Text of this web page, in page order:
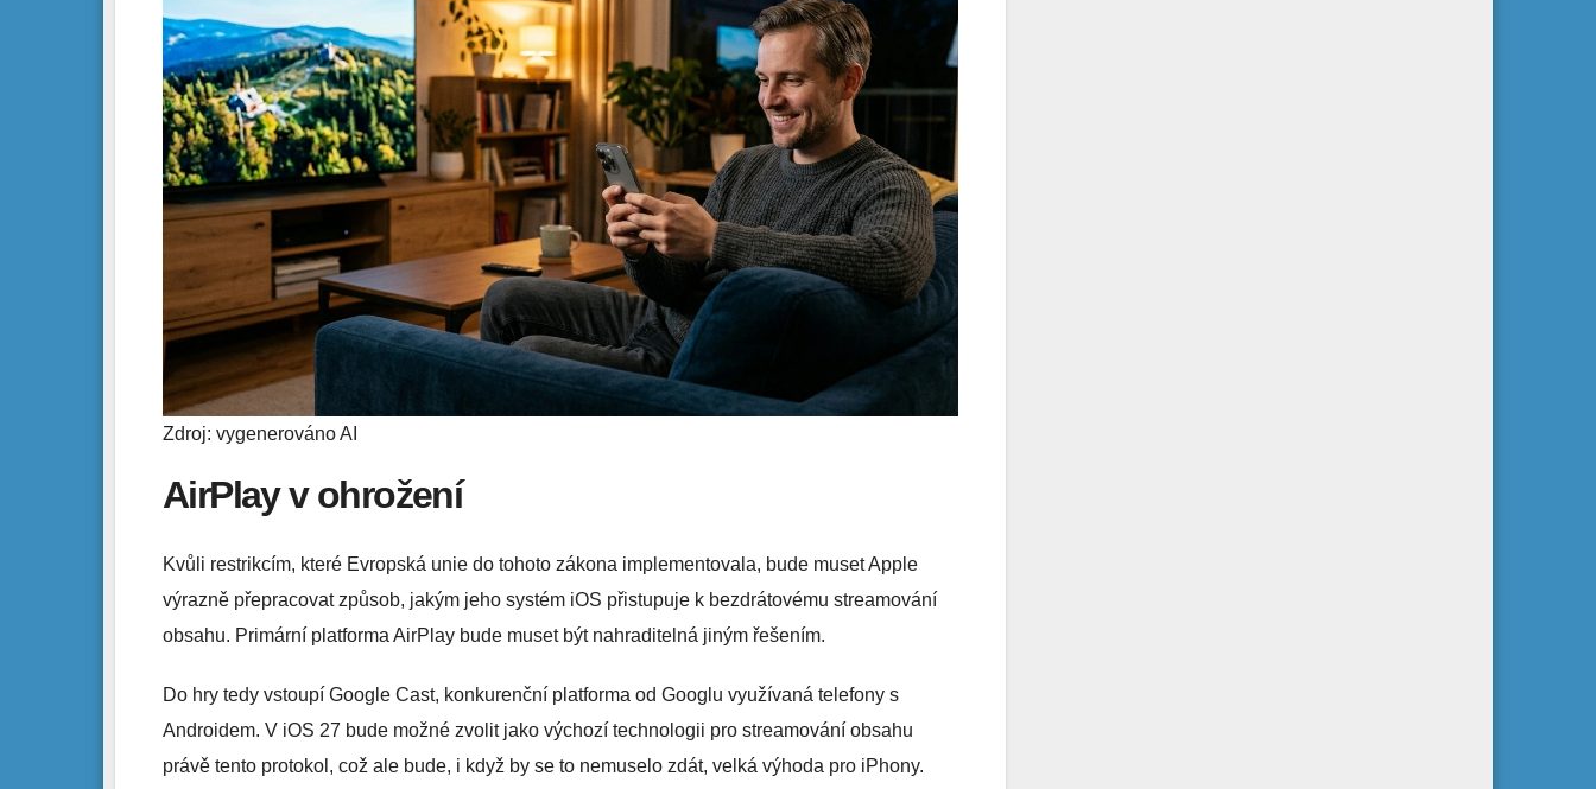
Zdroj: vygenerováno AI
AirPlay v ohrožení
Kvůli restrikcím, které Evropská unie do tohoto zákona implementovala, bude muset Apple
výrazně přepracovat způsob, jakým jeho systém iOS přistupuje k bezdrátovému streamování
obsahu. Primární platforma AirPlay bude muset být nahraditelná jiným řešením.
Do hry tedy vstoupí Google Cast, konkurenční platforma od Googlu využívaná telefony s
Androidem. V iOS 27 bude možné zvolit jako výchozí technologii pro streamování obsahu
právě tento protokol, což ale bude, i když by se to nemuselo zdát, velká výhoda pro iPhony.